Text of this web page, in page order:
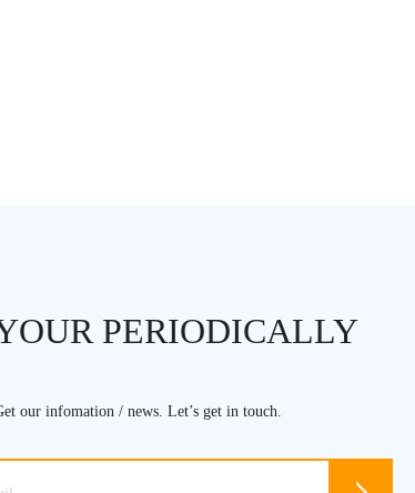
PERIODICALLY
our infomation / news. Let’s get in touch.